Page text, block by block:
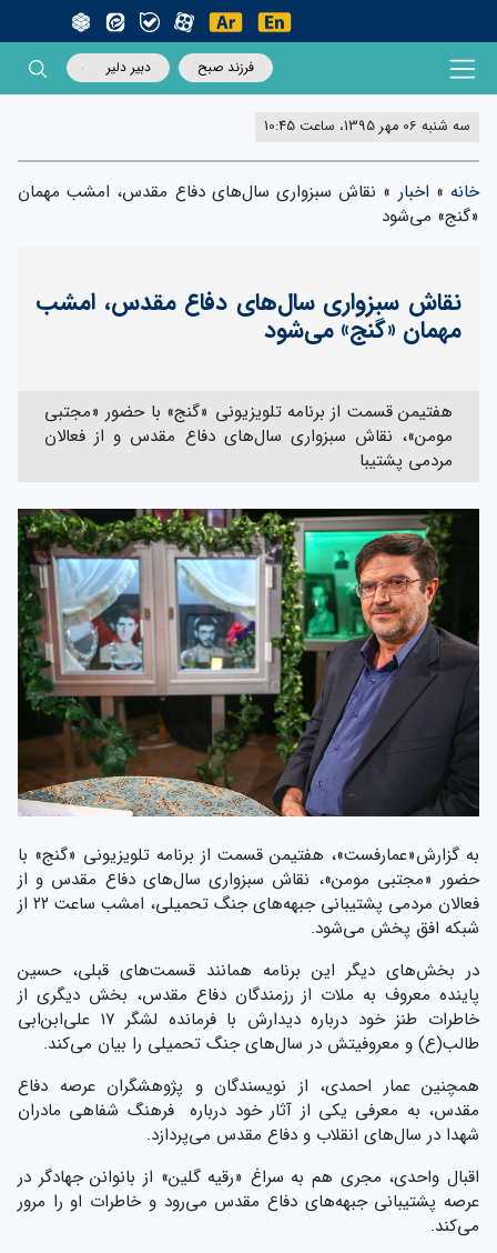
فرزند صبح دبیر دلیر
سه شنبه 06 مهر 1395، ساعت 10:45
خانه» اخبار » نقاش سبزواری سال‌های دفاع مقدس، امشب مهمان
«گنج» می‌شود
نقاش سبزواری سال‌های دفاع مقدس، امشب
مهمان «گنج» می‌شود
هفتیمن قسمت از برنامه تلویزیونی «گنج» با حضور «مجتبی
مومن»، نقاش سبزواری سال‌های دفاع مقدس و از فعالان
مردمی پشتیبا
به گزارش«عمارفست»، هفتیمن قسمت از برنامه تلویزیونی «گنج» با
حضور «مجتبی مومن»، نقاش سبزواری سال‌های دفاع مقدس و از
فعالان مردمی پشتیبانی جبهه‌های جنگ تحمیلی، امشب ساعت ۲۲ از
شبکه افق پخش می‌شود.
در بخش‌های‌ دیگر این برنامه همانند قسمت‌های قبلی، حسین
پاینده معروف به ملات از رزمندگان دفاع مقدس، بخش دیگری از
خاطرات طنز خود درباره دیدارش با فرمانده لشگر ۱۷ علی‌ابن‌ابی
طالب(ع) و معروفیتش در سال‌های جنگ تحمیلی را بیان می‌کند.
همچنین عمار احمدی، از نویسندگان و پژوهشگران عرصه دفاع
مقدس، به معرفی یکی از آثار خود درباره فرهنگ شفاهی مادران
شهدا در سال‌های انقلاب و دفاع مقدس می‌پردازد.
اقبال واحدی، مجری هم به سراغ «رقیه گلین» از بانوانن جهادگر در
عرصه پشتیبانی جبهه‌های دفاع مقدس می‌رود و خاطرات او را مرور
می‌کند.